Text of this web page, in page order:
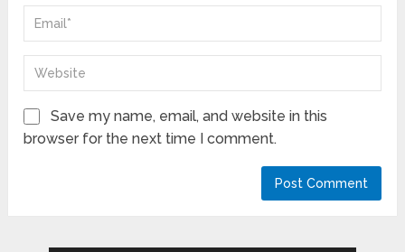
Save my name, email, and website in this
browser for the next time I comment.